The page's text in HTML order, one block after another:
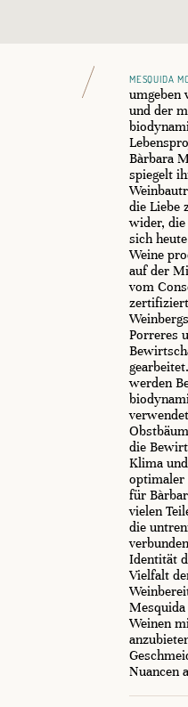
mesquida
umgeben
und der
Bàrbara
spiegelt
die Liebe
wider,
sich
Weine
auf der
vom
Porreres
werden
die
Klima
optimaler
für
vielen
die
Identität
Vielfalt
Weinen
Nuancen